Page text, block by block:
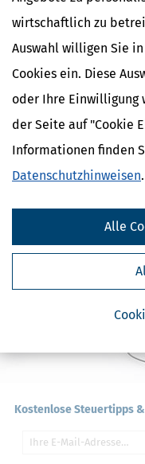
wirtschaftlich zu
Auswahl willigen Sie
Cookies ein. Diese
oder Ihre Einwilligung
der Seite auf "Cookie
Informationen finden
Datenschutzhinweisen.
Alle
Ähnliche Themen
Spenden
Bestechungsgelder
Arbeitszimmer
Kostenlose Steuertipps